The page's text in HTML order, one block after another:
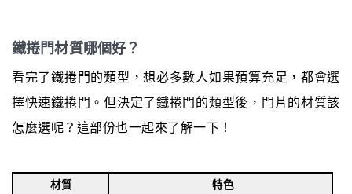
鐵捲門材質哪個好？
看完了鐵捲門的類型，想必多數人如果預算充足，都會選
擇快速鐵捲門。但決定了鐵捲門的類型後，門片的材質該
怎麼選呢？這部份也一起來了解一下！
材質 特色